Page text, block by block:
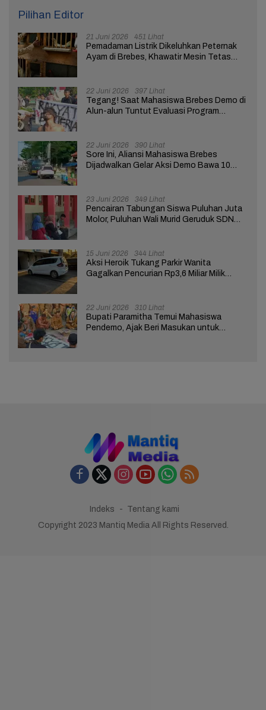
Pilihan Editor
21 Juni 2026 451 Lihat
Pemadaman Listrik Dikeluhkan Peternak
Ayam di Brebes, Khawatir Mesin Tetas
22 Juni 2026 397 Lihat
Tegang! Saat Mahasiswa Brebes Demo di
Alun-alun Tuntut Evaluasi Program
22 Juni 2026 390 Lihat
Sore Ini, Aliansi Mahasiswa Brebes
Dijadwalkan Gelar Aksi Demo Bawa 10
23 Juni 2026 349 Lihat
Pencairan Tabungan Siswa Puluhan Juta
Molor, Puluhan Wali Murid Geruduk SDN
15 Juni 2026 344 Lihat
Aksi Heroik Tukang Parkir Wanita
Gagalkan Pencurian Rp3,6 Miliar Milik
22 Juni 2026 310 Lihat
Bupati Paramitha Temui Mahasiswa
Pendemo, Ajak Beri Masukan untuk
Indeks
Tentang kami
Copyright 2023 Mantiq Media All Rights Reserved.